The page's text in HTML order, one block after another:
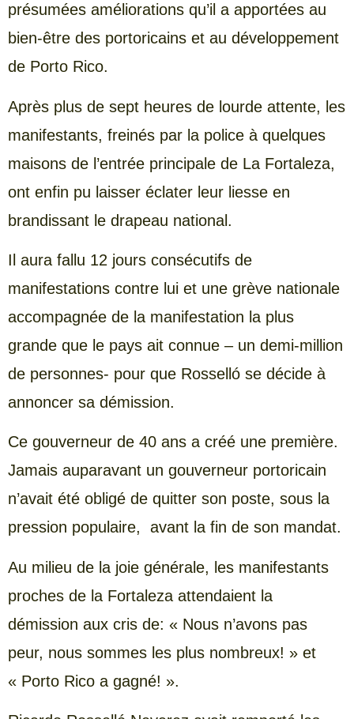
présumées améliorations qu’il a apportées au
bien-être des portoricains et au développement
de Porto Rico.
Après plus de sept heures de lourde attente, les
manifestants, freinés par la police à quelques
maisons de l’entrée principale de La Fortaleza,
ont enfin pu laisser éclater leur liesse en
brandissant le drapeau national.
Il aura fallu 12 jours consécutifs de
manifestations contre lui et une grève nationale
accompagnée de la manifestation la plus
grande que le pays ait connue – un demi-million
de personnes- pour que Rosselló se décide à
annoncer sa démission.
Ce gouverneur de 40 ans a créé une première.
Jamais auparavant un gouverneur portoricain
n’avait été obligé de quitter son poste, sous la
pression populaire, avant la fin de son mandat.
Au milieu de la joie générale, les manifestants
proches de la Fortaleza attendaient la
démission aux cris de: « Nous n’avons pas
peur, nous sommes les plus nombreux! » et
« Porto Rico a gagné! ».